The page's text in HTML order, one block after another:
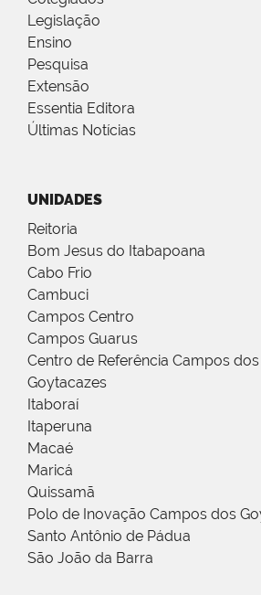
Legislação
Ensino
Pesquisa
Extensão
Essentia Editora
Últimas Notícias
UNIDADES
Reitoria
Bom Jesus do Itabapoana
Cabo Frio
Cambuci
Campos Centro
Campos Guarus
Centro de Referência Campos dos
Goytacazes
Itaboraí
Itaperuna
Macaé
Maricá
Quissamã
Polo de Inovação Campos dos
Santo Antônio de Pádua
São João da Barra